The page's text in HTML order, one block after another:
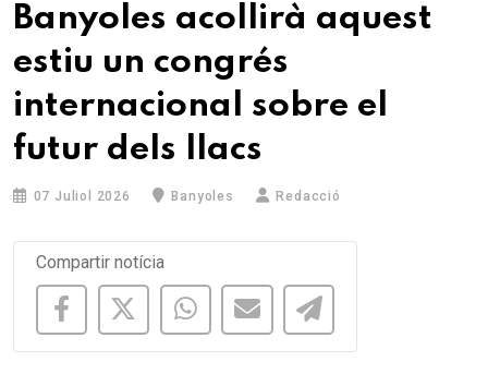
Banyoles acollirà aquest
estiu un congrés
internacional sobre el
futur dels llacs
07 Juliol 2026 Banyoles Redacció
Compartir notícia